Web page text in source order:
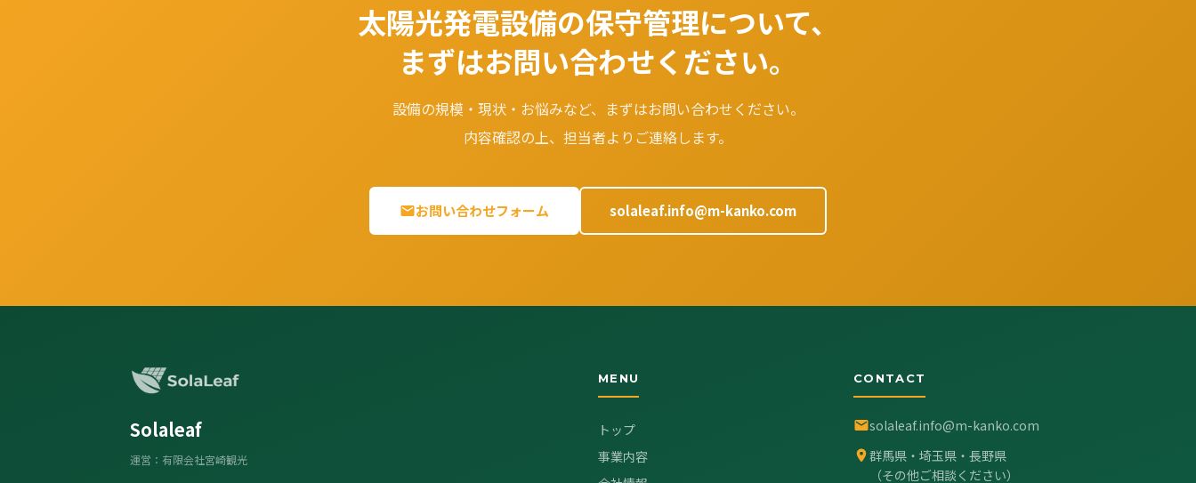
太陽光発電設備の保守管理について、
まずはお問い合わせください。
設備の規模・現状・お悩みなど、まずはお問い合わせください。
内容確認の上、担当者よりご連絡します。
お問い合わせフォーム solaleaf.info@m-kanko.com
Solaleaf
運営：有限会社宮崎観光
MENU
トップ
事業内容
CONTACT
solaleaf.info@m-kanko.com
群馬県・埼玉県・長野県
（その他ご相談ください）